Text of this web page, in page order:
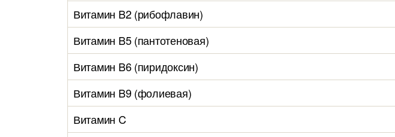
Витамин B2 (рибофлавин)
Витамин B5 (пантотеновая)
Витамин B6 (пиридоксин)
Витамин B9 (фолиевая)
Витамин C